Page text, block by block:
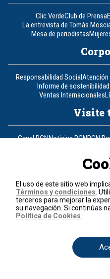
Clic VerdeClub de Prensa
La entrevista de Tomás
Mesa de periodistas
Responsabilidad SocialAtención
Informe de sostenibilidad
Ventas Internacionales
Visite
Canal RCNNoticias RCNRCN
Un producto de
Teléfono+57
Términos
© 2026,
El uso de este sitio web
Términos y condiciones .
terceros para mejorar la
su navegación. Si continúas
Política de Cookies